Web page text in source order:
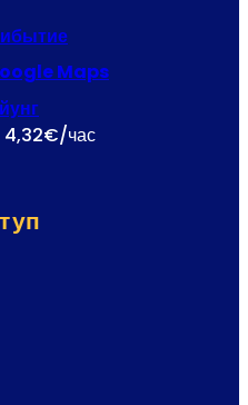
Maps
4,32€/час